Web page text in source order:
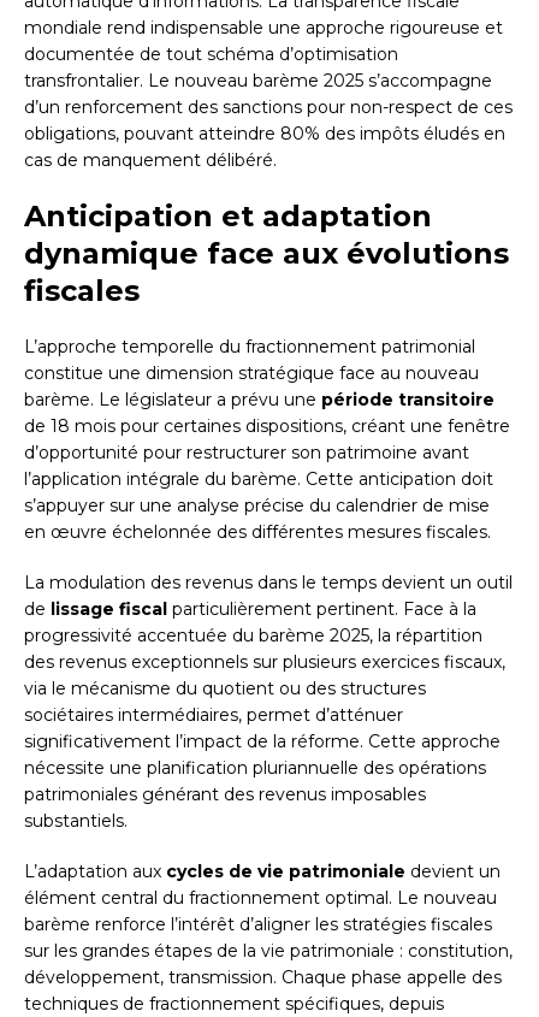
mondiale rend indispensable une approche rigoureuse et
documentée de tout schéma d’optimisation
transfrontalier. Le nouveau barème 2025 s’accompagne
d’un renforcement des sanctions pour non-respect de ces
obligations, pouvant atteindre 80% des impôts éludés en
cas de manquement délibéré.
Anticipation et adaptation
dynamique face aux évolutions
fiscales
L’approche temporelle du fractionnement patrimonial
constitue une dimension stratégique face au nouveau
barème. Le législateur a prévu une période transitoire
de 18 mois pour certaines dispositions, créant une fenêtre
d’opportunité pour restructurer son patrimoine avant
l’application intégrale du barème. Cette anticipation doit
s’appuyer sur une analyse précise du calendrier de mise
en œuvre échelonnée des différentes mesures fiscales.
La modulation des revenus dans le temps devient un outil
de lissage fiscal particulièrement pertinent. Face à la
progressivité accentuée du barème 2025, la répartition
des revenus exceptionnels sur plusieurs exercices fiscaux,
via le mécanisme du quotient ou des structures
sociétaires intermédiaires, permet d’atténuer
significativement l’impact de la réforme. Cette approche
nécessite une planification pluriannuelle des opérations
patrimoniales générant des revenus imposables
substantiels.
L’adaptation aux cycles de vie patrimoniale devient un
élément central du fractionnement optimal. Le nouveau
barème renforce l’intérêt d’aligner les stratégies fiscales
sur les grandes étapes de la vie patrimoniale : constitution,
développement, transmission. Chaque phase appelle des
techniques de fractionnement spécifiques, depuis